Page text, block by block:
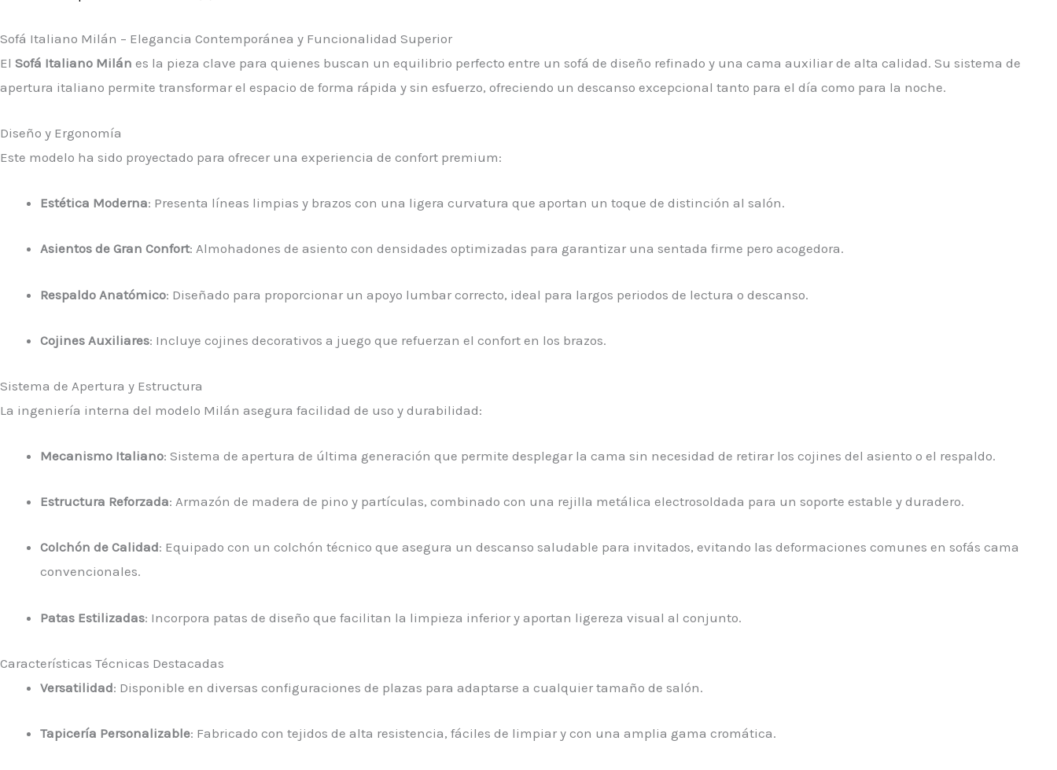
Sofá Italiano Milán – Elegancia Contemporánea y Funcionalidad Superior
El Sofá Italiano Milán es la pieza clave para quienes buscan un equilibrio perfecto entre un sofá de diseño refinado y una cama auxiliar de alta calidad. Su sistema de
apertura italiano permite transformar el espacio de forma rápida y sin esfuerzo, ofreciendo un descanso excepcional tanto para el día como para la noche.
Diseño y Ergonomía
Este modelo ha sido proyectado para ofrecer una experiencia de confort premium:
Estética Moderna: Presenta líneas limpias y brazos con una ligera curvatura que aportan un toque de distinción al salón.
Asientos de Gran Confort: Almohadones de asiento con densidades optimizadas para garantizar una sentada firme pero acogedora.
Respaldo Anatómico: Diseñado para proporcionar un apoyo lumbar correcto, ideal para largos periodos de lectura o descanso.
Cojines Auxiliares: Incluye cojines decorativos a juego que refuerzan el confort en los brazos.
Sistema de Apertura y Estructura
La ingeniería interna del modelo Milán asegura facilidad de uso y durabilidad:
Mecanismo Italiano: Sistema de apertura de última generación que permite desplegar la cama sin necesidad de retirar los cojines del asiento o el respaldo.
Estructura Reforzada: Armazón de madera de pino y partículas, combinado con una rejilla metálica electrosoldada para un soporte estable y duradero.
Colchón de Calidad: Equipado con un colchón técnico que asegura un descanso saludable para invitados, evitando las deformaciones comunes en sofás cama
convencionales.
Patas Estilizadas: Incorpora patas de diseño que facilitan la limpieza inferior y aportan ligereza visual al conjunto.
Características Técnicas Destacadas
Versatilidad: Disponible en diversas configuraciones de plazas para adaptarse a cualquier tamaño de salón.
Tapicería Personalizable: Fabricado con tejidos de alta resistencia, fáciles de limpiar y con una amplia gama cromática.